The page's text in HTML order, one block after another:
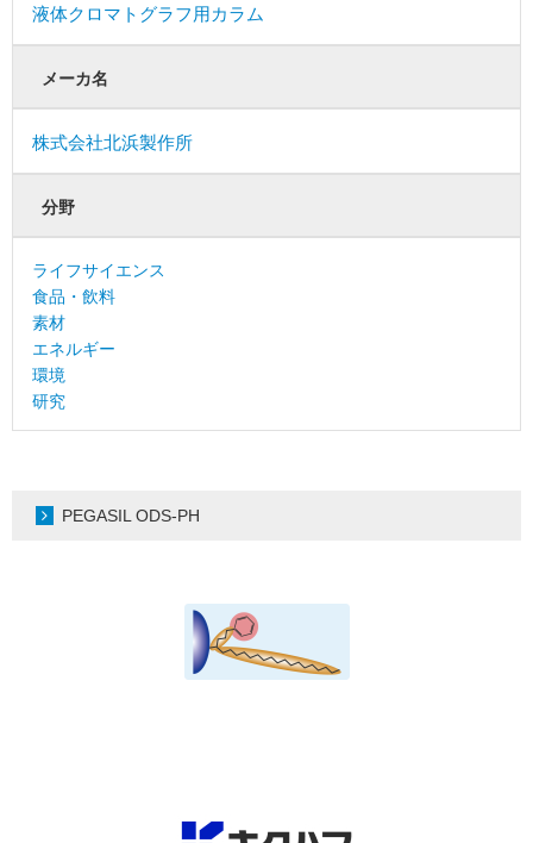
液体クロマトグラフ用カラム
メーカ名
株式会社北浜製作所
分野
ライフサイエンス
食品・飲料
素材
エネルギー
環境
研究
PEGASIL ODS-PH